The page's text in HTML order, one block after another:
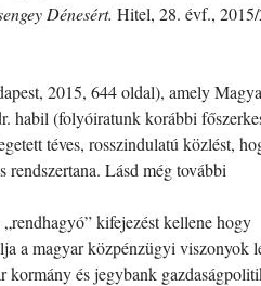
Dénesért. Hitel, 28. évf.,
2015, 644 oldal), amely
habil (folyóiratunk korábbi
téves, rosszindulatú közlést,
Lásd még további
kifejezést kellene hogy
a magyar közpénzügyi viszonyok
és jegybank